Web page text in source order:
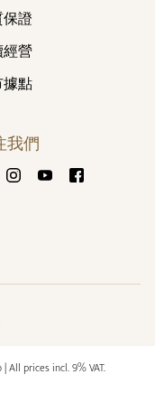
證
營
點
我們
| All prices incl. 9% VAT.